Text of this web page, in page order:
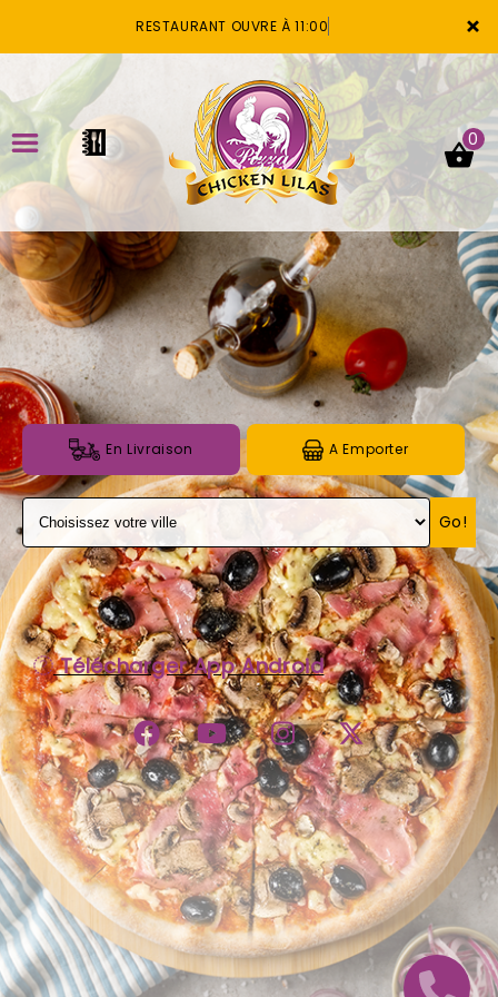
×
RESTAURANT OUVRE À 11:00
ACCUEIL
LA CARTE
VOTRE COMPTE
NOTRE RESTAURANT
VOS AVIS
MENTIONS LÉGALES
0
En Livraison A Emporter
Go!
Télécharger App Android